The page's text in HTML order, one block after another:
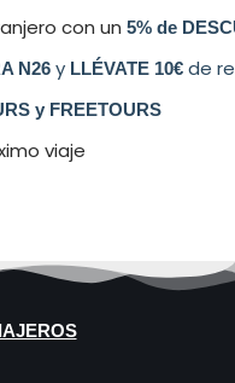
con un 5% de
N26 y LLÉVATE 10€ de
y FREETOURS
viaje